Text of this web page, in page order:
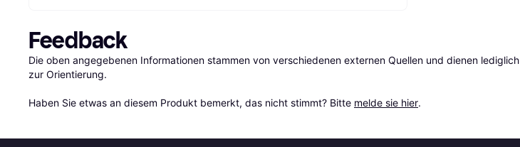
Feedback
Die oben angegebenen Informationen stammen von verschiedenen externen Quellen und dienen lediglich
zur Orientierung.
Haben Sie etwas an diesem Produkt bemerkt, das nicht stimmt? Bitte melde sie hier.